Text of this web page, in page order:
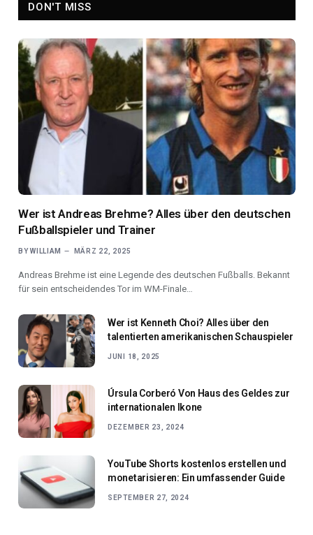
DON'T MISS
Wer ist Andreas Brehme? Alles über den deutschen
Fußballspieler und Trainer
BY WILLIAM MÄRZ 22, 2025
Andreas Brehme ist eine Legende des deutschen Fußballs. Bekannt
für sein entscheidendes Tor im WM-Finale…
Wer ist Kenneth Choi? Alles über den
talentierten amerikanischen Schauspieler
JUNI 18, 2025
Úrsula Corberó Von Haus des Geldes zur
internationalen Ikone
DEZEMBER 23, 2024
YouTube Shorts kostenlos erstellen und
monetarisieren: Ein umfassender Guide
SEPTEMBER 27, 2024